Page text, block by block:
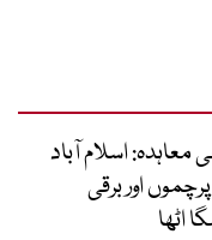
اسلام آباد
اور برقی
اٹھا